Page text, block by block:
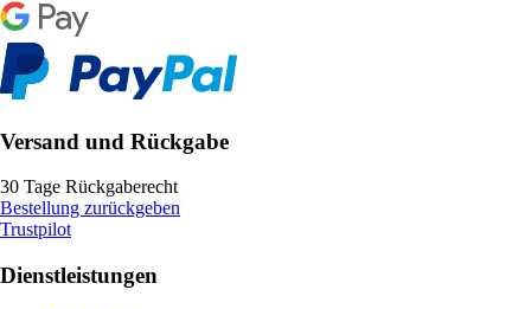
Versand und Rückgabe
30 Tage Rückgaberecht
Bestellung zurückgeben
Trustpilot
Dienstleistungen